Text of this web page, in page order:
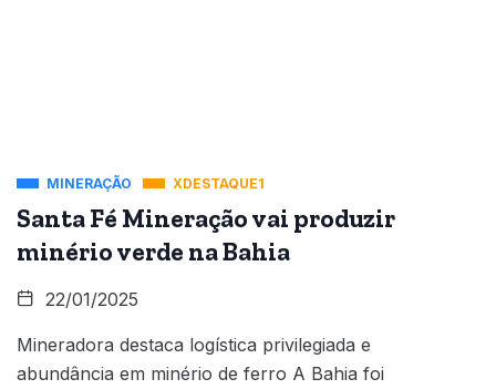
MINERAÇÃO XDESTAQUE1
Santa Fé Mineração vai produzir
minério verde na Bahia
22/01/2025
Mineradora destaca logística privilegiada e
abundância em minério de ferro A Bahia foi